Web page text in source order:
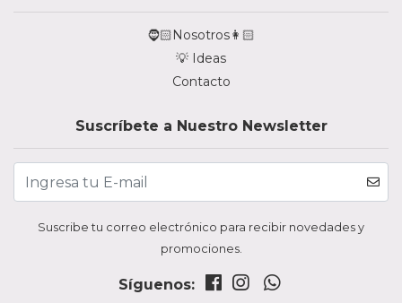
🧔🏻Nosotros👩🏻
💡 Ideas
Contacto
Suscríbete a Nuestro Newsletter
Suscribe tu correo electrónico para recibir novedades y
promociones.
Síguenos: